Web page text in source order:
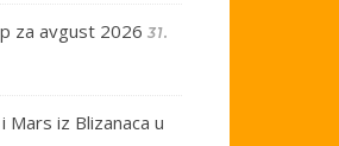
za avgust 2026 31.
Mars iz Blizanaca u